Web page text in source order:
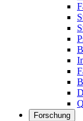
Forschung